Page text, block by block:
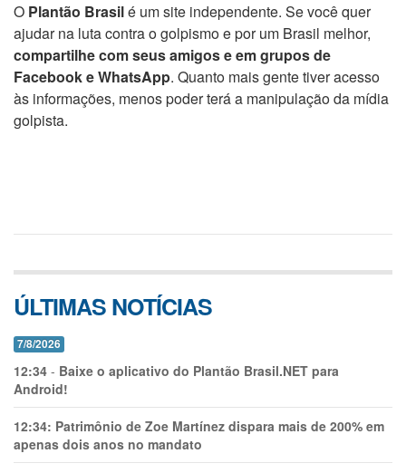
O Plantão Brasilé um site independente. Se você quer
ajudar na luta contra o golpismo e por um Brasil melhor,
compartilhe com seus amigos e em grupos de
Facebook e WhatsApp. Quanto mais gente tiver acesso
às informações, menos poder terá a manipulação da mídia
golpista.
ÚLTIMAS NOTÍCIAS
7/8/2026
12:34 - Baixe o aplicativo do Plantão Brasil.NET para
Android!
12:34: Patrimônio de Zoe Martínez dispara mais de 200% em
apenas dois anos no mandato